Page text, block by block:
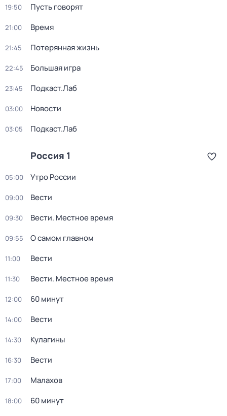
19:50 Пусть говорят
21:00 Время
21:45 Потерянная жизнь
22:45 Большая игра
23:45 Подкаст.Лаб
03:00 Новости
03:05 Подкаст.Лаб
Россия 1
05:00 Утро России
09:00 Вести
09:30 Вести. Местное время
09:55 О самом главном
11:00 Вести
11:30 Вести. Местное время
12:00 60 минут
14:00 Вести
14:30 Кулагины
16:30 Вести
17:00 Малахов
18:00 60 минут